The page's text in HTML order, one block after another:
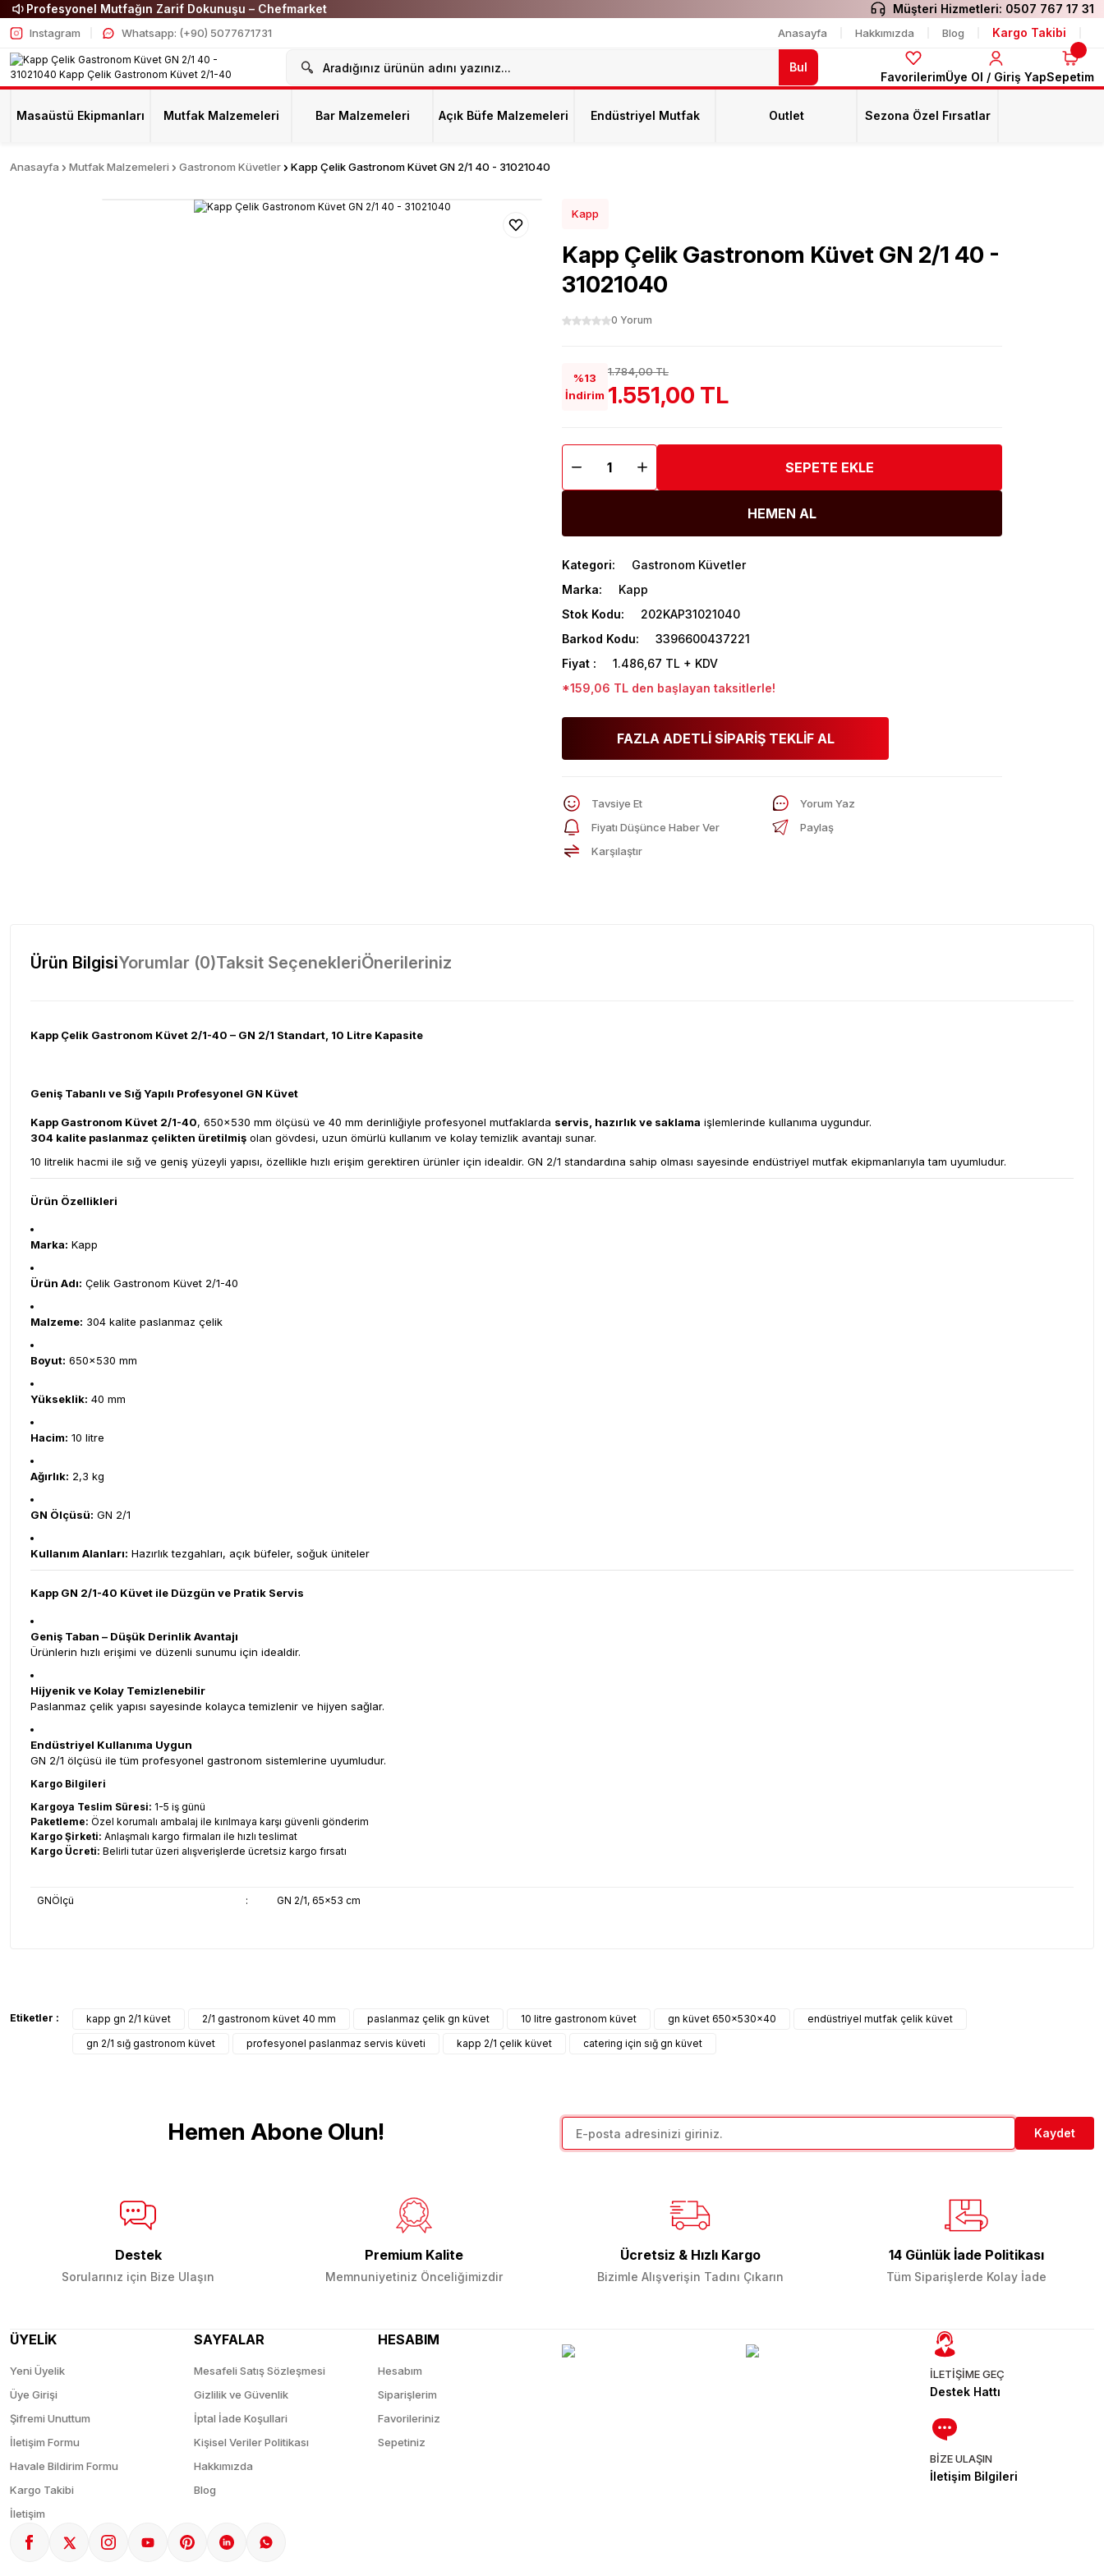
Profesyonel Mutfağın Zarif Dokunuşu – Chefmarket Müşteri Hizmetleri: 0507 767 17 31
Instagram Whatsapp: (+90) 5077671731 Anasayfa Hakkımızda Blog Kargo Takibi
Bul
FavorilerimÜye Ol / Giriş YapSepetim
Masaüstü Ekipmanları Mutfak Malzemeleri Bar Malzemeleri Açık Büfe Malzemeleri Endüstriyel Mutfak Outlet Sezona Özel Fırsatlar
Anasayfa Mutfak Malzemeleri Gastronom Küvetler Kapp Çelik Gastronom Küvet GN 2/1 40 - 31021040
Kapp
Kapp Çelik Gastronom Küvet GN 2/1 40 -
31021040
0 Yorum
%13
İndirim
1.784,00 TL
1.551,00 TL
SEPETE EKLE
HEMEN AL
Kategori
Gastronom Küvetler
Marka
Kapp
Stok Kodu
202KAP31021040
Barkod Kodu
3396600437221
Fiyat
1.486,67 TL + KDV
*159,06 TL den başlayan taksitlerle!
FAZLA ADETLİ SİPARİŞ TEKLİF AL
Tavsiye Et
Yorum Yaz
Fiyatı Düşünce Haber Ver
Paylaş
Karşılaştır
Ürün BilgisiYorumlar (0)Taksit SeçenekleriÖnerileriniz
Kapp Çelik Gastronom Küvet 2/1-40 – GN 2/1 Standart, 10 Litre Kapasite
Geniş Tabanlı ve Sığ Yapılı Profesyonel GN Küvet
Kapp Gastronom Küvet 2/1-40, 650x530 mm ölçüsü ve 40 mm derinliğiyle profesyonel mutfaklarda servis, hazırlık ve saklama işlemlerinde kullanıma uygundur.
304 kalite paslanmaz çelikten üretilmiş olan gövdesi, uzun ömürlü kullanım ve kolay temizlik avantajı sunar.
10 litrelik hacmi ile sığ ve geniş yüzeyli yapısı, özellikle hızlı erişim gerektiren ürünler için idealdir. GN 2/1 standardına sahip olması sayesinde endüstriyel mutfak ekipmanlarıyla tam uyumludur.
Ürün Özellikleri
Marka: Kapp
Ürün Adı: Çelik Gastronom Küvet 2/1-40
Malzeme: 304 kalite paslanmaz çelik
Boyut: 650x530 mm
Yükseklik: 40 mm
Hacim: 10 litre
Ağırlık: 2,3 kg
GN Ölçüsü: GN 2/1
Kullanım Alanları: Hazırlık tezgahları, açık büfeler, soğuk üniteler
Kapp GN 2/1-40 Küvet ile Düzgün ve Pratik Servis
Geniş Taban – Düşük Derinlik Avantajı
Ürünlerin hızlı erişimi ve düzenli sunumu için idealdir.
Hijyenik ve Kolay Temizlenebilir
Paslanmaz çelik yapısı sayesinde kolayca temizlenir ve hijyen sağlar.
Endüstriyel Kullanıma Uygun
GN 2/1 ölçüsü ile tüm profesyonel gastronom sistemlerine uyumludur.
Kargo Bilgileri
Kargoya Teslim Süresi: 1-5 iş günü
Paketleme: Özel korumalı ambalaj ile kırılmaya karşı güvenli gönderim
Kargo Şirketi: Anlaşmalı kargo firmaları ile hızlı teslimat
Kargo Ücreti: Belirli tutar üzeri alışverişlerde ücretsiz kargo fırsatı
GNÖlçü : GN 2/1, 65x53 cm
Yorum Yaz
Ürün bilgilerinde hatalar bulunuyor.
Etiketler : kapp gn 2/1 küvet 2/1 gastronom küvet 40 mm paslanmaz çelik gn küvet 10 litre gastronom küvet gn küvet 650x530x40
endüstriyel mutfak çelik küvet
gn 2/1 sığ gastronom küvet
profesyonel paslanmaz servis küveti kapp 2/1 çelik küvet catering için sığ gn küvet
Hemen Abone Olun! Kaydet
Destek
Sorularınız için Bize Ulaşın
Premium Kalite
Memnuniyetiniz Önceliğimizdir
Ücretsiz & Hızlı Kargo
Bizimle Alışverişin Tadını Çıkarın
14 Günlük İade Politikası
Tüm Siparişlerde Kolay İade
ÜYELİK
Yeni Üyelik
Üye Girişi
Şifremi Unuttum
İletişim Formu
Havale Bildirim Formu
Kargo Takibi
İletişim
SAYFALAR
Mesafeli Satış Sözleşmesi
Gizlilik ve Güvenlik
İptal İade Koşullari
Kişisel Veriler Politikası
Hakkımızda
Blog
HESABIM
Hesabım
Siparişlerim
Favorileriniz
Sepetiniz
İLETİŞİME GEÇ
Destek Hattı
BİZE ULAŞIN
İletişim Bilgileri